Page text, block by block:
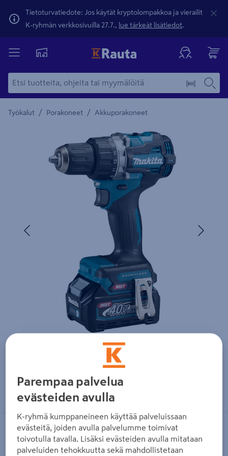
Tietoturvatiedote: Jos käytät kryptolompakkoa ja vierailit
K-ryhmän verkkosivuilla 27.7., lue tärkeät lisätiedot.
Työkalut / Porakoneet / Akkuporakoneet
Yksityiskohtainen kuvaus löytyy Tuotteen kuvaus -
Zoomaa kuvaa sormilla kosketusnäytöllä
Akkuporakone Makita DF002GD201
MAKITA
Parempaa palvelua
evästeiden avulla
K-ryhmä kumppaneineen käyttää palveluissaan
evästeitä, joiden avulla palvelumme toimivat
toivotulla tavalla. Lisäksi evästeiden avulla mitataan
palveluiden tehokkuutta sekä mahdollistetaan